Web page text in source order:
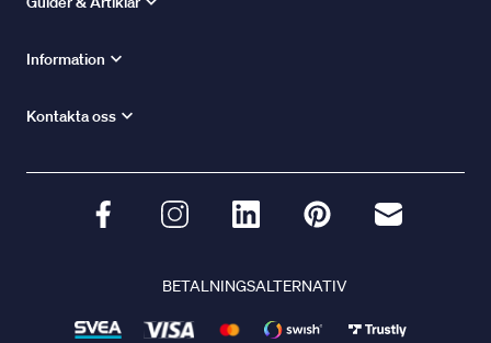
Information
Kontakta oss
BETALNINGSALTERNATIV